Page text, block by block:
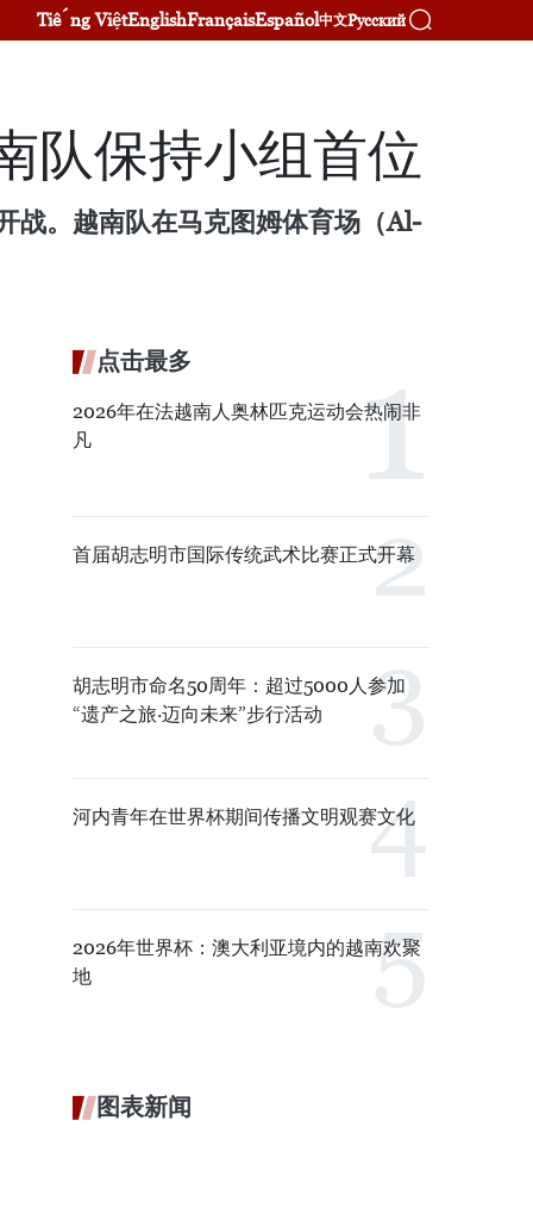
Tiếng ViệtEnglishFrançaisEspañol中文Русский
队保持小组首位
战。越南队在马克图姆体育场（Al-
点击最多
2026年在法越南人奥林匹克运动会热闹非
凡
首届胡志明市国际传统武术比赛正式开幕
胡志明市命名50周年：超过5000人参加
“遗产之旅·迈向未来”步行活动
河内青年在世界杯期间传播文明观赛文化
2026年世界杯：澳大利亚境内的越南欢聚
地
图表新闻